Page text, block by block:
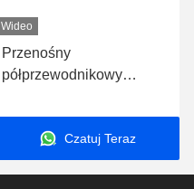
Wideo
Przenośny
półprzewodnikowy
kieszeni Mr Black1000
Czatuj Teraz